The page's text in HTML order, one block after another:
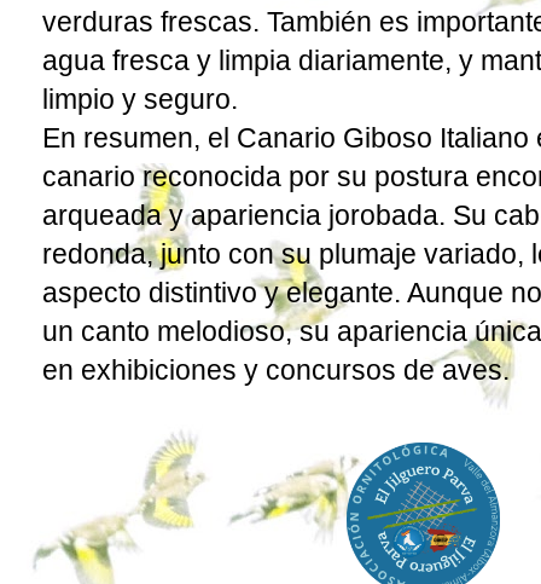
verduras frescas. También es
agua fresca y limpia diariamente, y
limpio y seguro.
En resumen, el Canario Giboso Italiano
canario reconocida por su postura
arqueada y apariencia jorobada. Su
redonda, junto con su plumaje variado,
aspecto distintivo y elegante. Aunque
un canto melodioso, su apariencia
en exhibiciones y concursos de aves.